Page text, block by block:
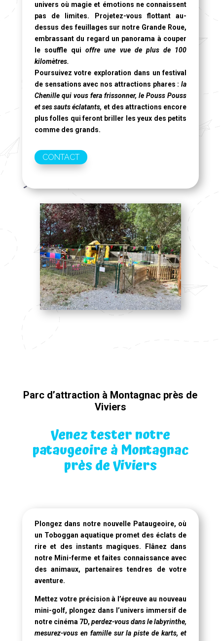
univers où magie et émotions ne connaissent
pas de limites. Projetez-vous flottant au-
dessus des feuillages sur notre Grande Roue,
embrassant du regard un panorama à couper
le souffle quioffre une vue de plus de 100
kilomètres.
Poursuivez votre exploration dans un festival
de sensations avec nos attractions phares :la
Chenille qui vous fera frissonner, le Pouss Pouss
et ses sauts éclatants, et des attractions encore
plus folles qui feront briller les yeux des petits
comme des grands.
CONTACT
Parc d’attraction à Montagnac près de
Viviers
Venez tester notre
pataugeoire à Montagnac
près de Viviers
Plongez dans notre nouvelle Pataugeoire, où
un Toboggan aquatiquepromet des éclats de
rire et des instants magiques. Flânez dans
notre Mini-ferme et faites connaissance avec
des animaux, partenaires tendres de votre
aventure.
Mettez votre précision à l’épreuve au nouveau
mini-golf, plongez dans l’univers immersif de
notre cinéma 7D,perdez-vous dans le labyrinthe,
mesurez-vous en famille sur la piste de karts, et